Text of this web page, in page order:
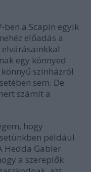
ben a Scapin egyik
előadás a
egy könnyed
színházról
sem. De
számít a
hogy
például
Hedda Gabler
a szereplők